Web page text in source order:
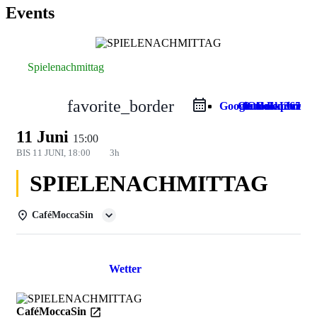
Events
Spielenachmittag
favorite_border iCal Export
Google Calendar
Outlook 365
Outlook Live
11 Juni 15:00
BIS 11 JUNI, 18:00 3h
SPIELENACHMITTAG
CaféMoccaSin
Wetter
CaféMoccaSin